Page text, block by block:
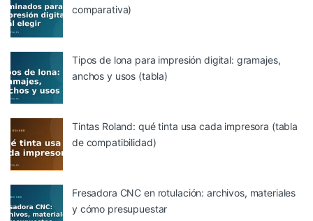
comparativa)
Tipos de lona para impresión digital: gramajes,
anchos y usos (tabla)
Tintas Roland: qué tinta usa cada impresora (tabla
de compatibilidad)
Fresadora CNC en rotulación: archivos, materiales
y cómo presupuestar